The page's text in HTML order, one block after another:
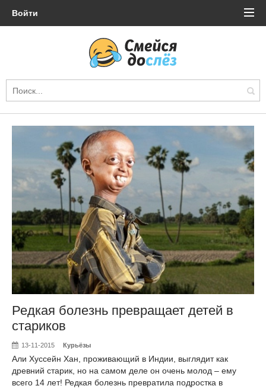
Войти
Редкая болезнь превращает детей в
стариков
13-11-2015 Курьёзы
Али Хуссейн Хан, проживающий в Индии, выглядит как
древний старик, но на самом деле он очень молод – ему
всего 14 лет! Редкая болезнь превратила подростка в